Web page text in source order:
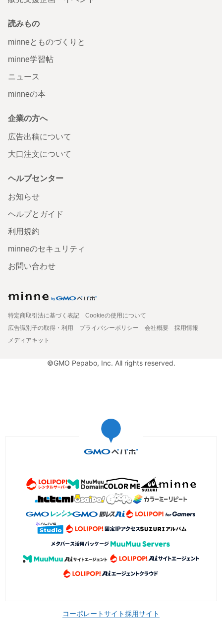
読みもの
minneとものづくりと
minne学習帖
ニュース
minneの本
企業の方へ
広告出稿について
大口注文について
ヘルプセンター
お知らせ
ヘルプとガイド
利用規約
minneのセキュリティ
お問い合わせ
特定商取引法に基づく表記
Cookieの使用について
広告識別子の取得・利用
プライバシーポリシー 会社概要
採用情報
メディアキット
©GMO Pepabo, Inc. All rights reserved.
コーポレートサイト採用サイト